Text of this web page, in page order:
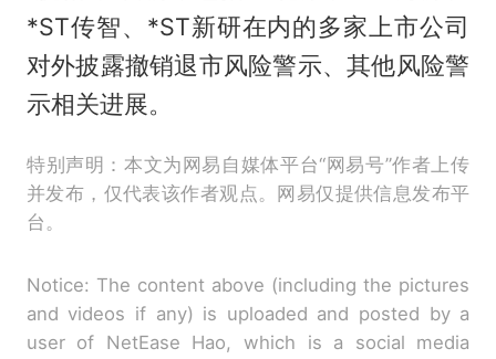
*ST传智、*ST新研在内的多家上市公司
对外披露撤销退市风险警示、其他风险警
示相关进展。
特别声明：本文为网易自媒体平台“网易号”作者上传
并发布，仅代表该作者观点。网易仅提供信息发布平
台。
Notice: The content above (including the pictures
and videos if any) is uploaded and posted by a
user of NetEase Hao, which is a social media